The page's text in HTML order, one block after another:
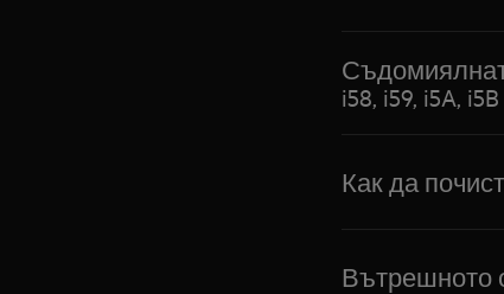
i58, i59, i5A,
Как да
Вътрешното